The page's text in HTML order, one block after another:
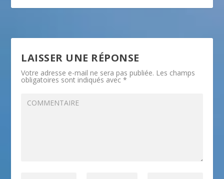
LAISSER UNE RÉPONSE
Votre adresse e-mail ne sera pas publiée. Les champs
obligatoires sont indiqués avec*